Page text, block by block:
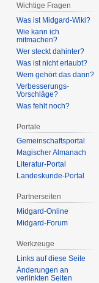
Wichtige Fragen
Was ist Midgard-Wiki?
Wie kann ich
mitmachen?
Wer steckt dahinter?
Was ist nicht erlaubt?
Wem gehört das dann?
Verbesserungs-
Vorschläge?
Was fehlt noch?
Portale
Gemeinschafts­portal
Magischer Almanach
Literatur-Portal
Landeskunde-Portal
Partnerseiten
Midgard-Online
Midgard-Forum
Werkzeuge
Links auf diese Seite
Änderungen an
verlinkten Seiten